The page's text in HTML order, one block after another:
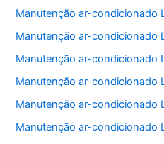
Manutenção ar-condicionado
Manutenção ar-condicionado
Manutenção ar-condicionado
Manutenção ar-condicionado
Manutenção ar-condicionado
Manutenção ar-condicionado